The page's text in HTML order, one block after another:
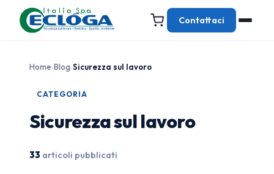
Contattaci
Home›Blog›Sicurezza sul lavoro
CATEGORIA
Sicurezza sul lavoro
33 articoli pubblicati